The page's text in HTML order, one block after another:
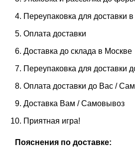
Переупаковка для доставки
Оплата доставки
Доставка до склада в Москве
Переупаковка для доставки
Оплата доставки до Вас /
Доставка Вам / Самовывоз
Приятная игра!
Пояснения по доставке: